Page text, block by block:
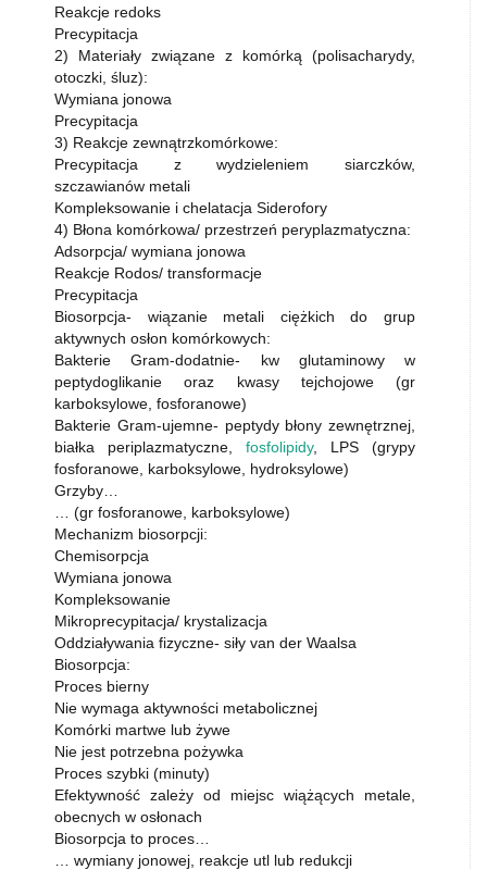
Reakcje redoks
Precypitacja
2) Materiały związane z komórką (polisacharydy,
otoczki, śluz):
Wymiana jonowa
Precypitacja
3) Reakcje zewnątrzkomórkowe:
Precypitacja z wydzieleniem siarczków,
szczawianów metali
Kompleksowanie i chelatacja Siderofory
4) Błona komórkowa/ przestrzeń peryplazmatyczna:
Adsorpcja/ wymiana jonowa
Reakcje Rodos/ transformacje
Precypitacja
Biosorpcja- wiązanie metali ciężkich do grup
aktywnych osłon komórkowych:
Bakterie Gram-dodatnie- kw glutaminowy w
peptydoglikanie oraz kwasy tejchojowe (gr
karboksylowe, fosforanowe)
Bakterie Gram-ujemne- peptydy błony zewnętrznej,
białka periplazmatyczne, fosfolipidy, LPS (grypy
fosforanowe, karboksylowe, hydroksylowe)
Grzyby…
… (gr fosforanowe, karboksylowe)
Mechanizm biosorpcji:
Chemisorpcja
Wymiana jonowa
Kompleksowanie
Mikroprecypitacja/ krystalizacja
Oddziaływania fizyczne- siły van der Waalsa
Biosorpcja:
Proces bierny
Nie wymaga aktywności metabolicznej
Komórki martwe lub żywe
Nie jest potrzebna pożywka
Proces szybki (minuty)
Efektywność zależy od miejsc wiążących metale,
obecnych w osłonach
Biosorpcja to proces…
… wymiany jonowej, reakcje utl lub redukcji